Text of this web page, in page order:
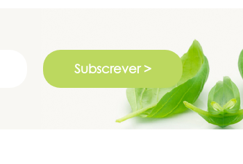
Subscrever >